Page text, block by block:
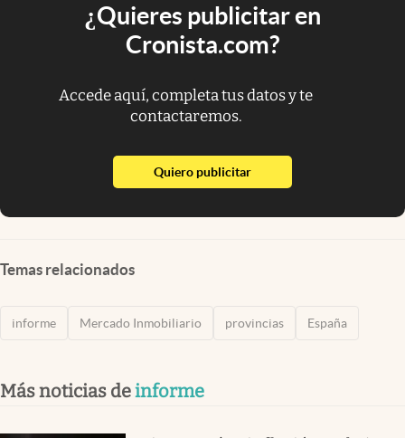
¿Quieres publicitar en
Cronista.com?
Accede aquí, completa tus datos y te
contactaremos.
Quiero publicitarabre en nueva pestaña
Temas relacionados
informe Mercado Inmobiliario provincias España
Más noticias deinforme